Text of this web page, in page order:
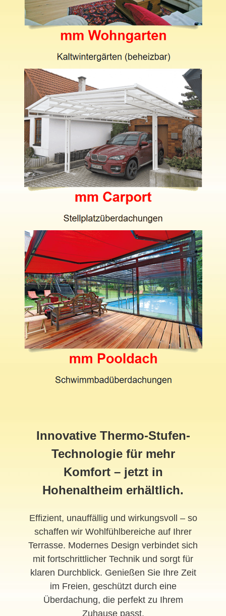
Innovative Thermo-Stufen-
Technologie für mehr
Komfort – jetzt in
Hohenaltheim erhältlich.
Effizient, unauffällig und wirkungsvoll – so
schaffen wir Wohlfühlbereiche auf Ihrer
Terrasse. Modernes Design verbindet sich
mit fortschrittlicher Technik und sorgt für
klaren Durchblick. Genießen Sie Ihre Zeit
im Freien, geschützt durch eine
Überdachung, die perfekt zu Ihrem
Zuhause passt.